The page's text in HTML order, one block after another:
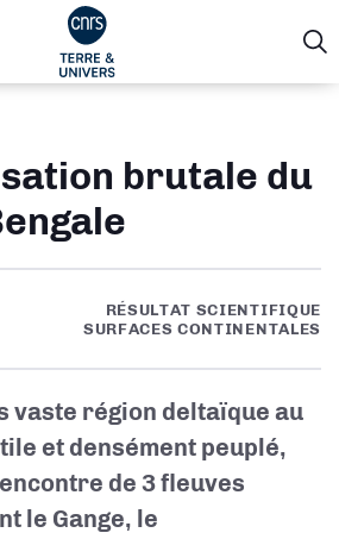
brutale du
RÉSULTAT SCIENTIFIQUE
SURFACES CONTINENTALES
vaste région deltaïque au
et densément peuplé,
de 3 fleuves
le Gange, le